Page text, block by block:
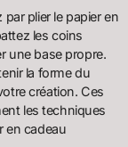
par plier le papier en
les coins
une base propre.
la forme du
création. Ces
les techniques
en cadeau